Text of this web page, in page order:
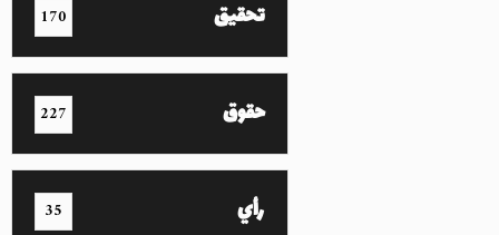
تحقيق 170
حقوق 227
رأي 35